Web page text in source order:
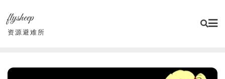
content
flysheep
资源避难所